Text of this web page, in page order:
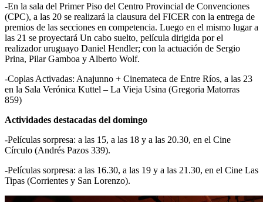
-En la sala del Primer Piso del Centro Provincial de Convenciones
(CPC), a las 20 se realizará la clausura del FICER con la entrega de
premios de las secciones en competencia. Luego en el mismo lugar a
las 21 se proyectará Un cabo suelto, película dirigida por el
realizador uruguayo Daniel Hendler; con la actuación de Sergio
Prina, Pilar Gamboa y Alberto Wolf.
-Coplas Activadas: Anajunno + Cinemateca de Entre Ríos, a las 23
en la Sala Verónica Kuttel – La Vieja Usina (Gregoria Matorras
859)
Actividades destacadas del domingo
-Películas sorpresa: a las 15, a las 18 y a las 20.30, en el Cine
Círculo (Andrés Pazos 339).
-Películas sorpresa: a las 16.30, a las 19 y a las 21.30, en el Cine Las
Tipas (Corrientes y San Lorenzo).